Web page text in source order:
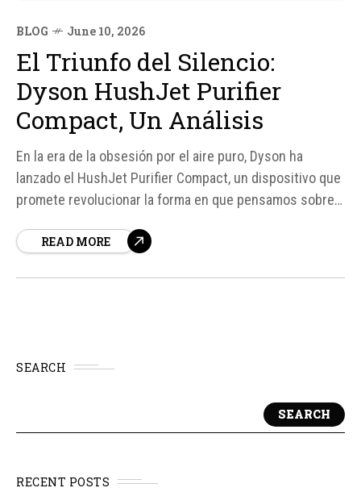
BLOG June 10, 2026
El Triunfo del Silencio:
Dyson HushJet Purifier
Compact, Un Análisis
En la era de la obsesión por el aire puro, Dyson ha
lanzado el HushJet Purifier Compact, un dispositivo que
promete revolucionar la forma en que pensamos sobre
diseño compacto y silencioso, este purificador de aire
READ MORE
SEARCH
SEARCH
RECENT POSTS